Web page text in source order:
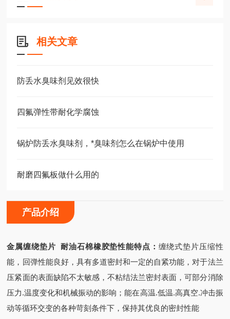
相关文章
防丢水臭味剂见效很快
四氟弹性带耐化学腐蚀
锅炉防丢水臭味剂，*臭味剂怎么在锅炉中使用
耐磨四氟板做什么用的
产品介绍
金属缠绕垫片 耐油石棉橡胶垫性能特点： 缠绕式垫片压缩性
能，回弹性能良好，具有多道密封和一定的自紧功能，对于法兰
压紧面的表面缺陷不太敏感，不粘结法兰密封表面，可部分消除
压力.温度变化和机械振动的影响；能在高温.低温.高真空.冲击振
动等循环交变的各种苛刻条件下，保持其优良的密封性能